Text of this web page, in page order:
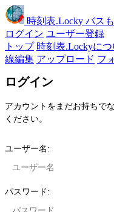
時刻表.Locky バス
ログイン ユーザー登録
トップ 時刻表.Lockyにつ
線編集 アップロード フ
ログイン
アカウントをまだお持ちで
ください。
ユーザー名:
パスワード: